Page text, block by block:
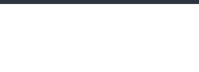
Listes des femmes